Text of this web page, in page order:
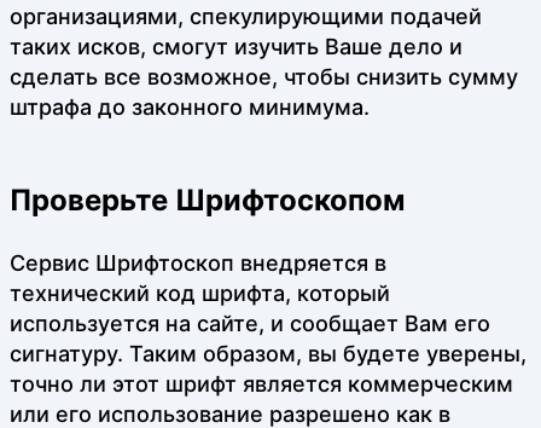
организациями, спекулирующими подачей
таких исков, смогут изучить Ваше дело и
сделать все возможное, чтобы снизить сумму
штрафа до законного минимума.
Проверьте Шрифтоскопом
Сервис Шрифтоскоп внедряется в
технический код шрифта, который
используется на сайте, и сообщает Вам его
сигнатуру. Таким образом, вы будете уверены,
точно ли этот шрифт является коммерческим
или его использование разрешено как в